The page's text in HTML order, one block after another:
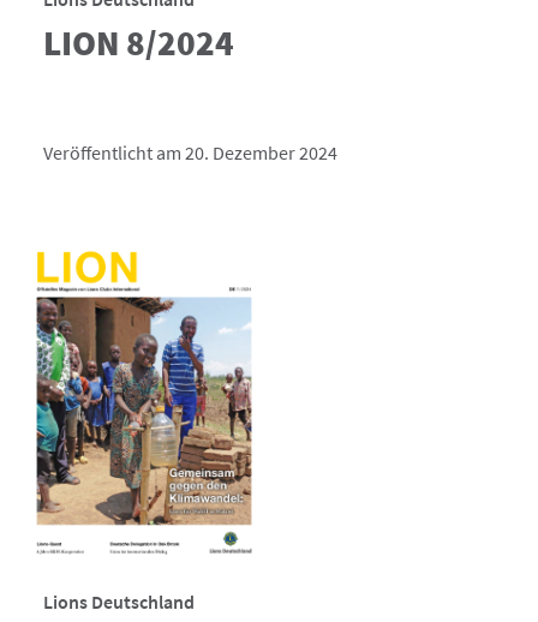
LION 8/2024
Veröffentlicht am 20. Dezember 2024
Lions Deutschland